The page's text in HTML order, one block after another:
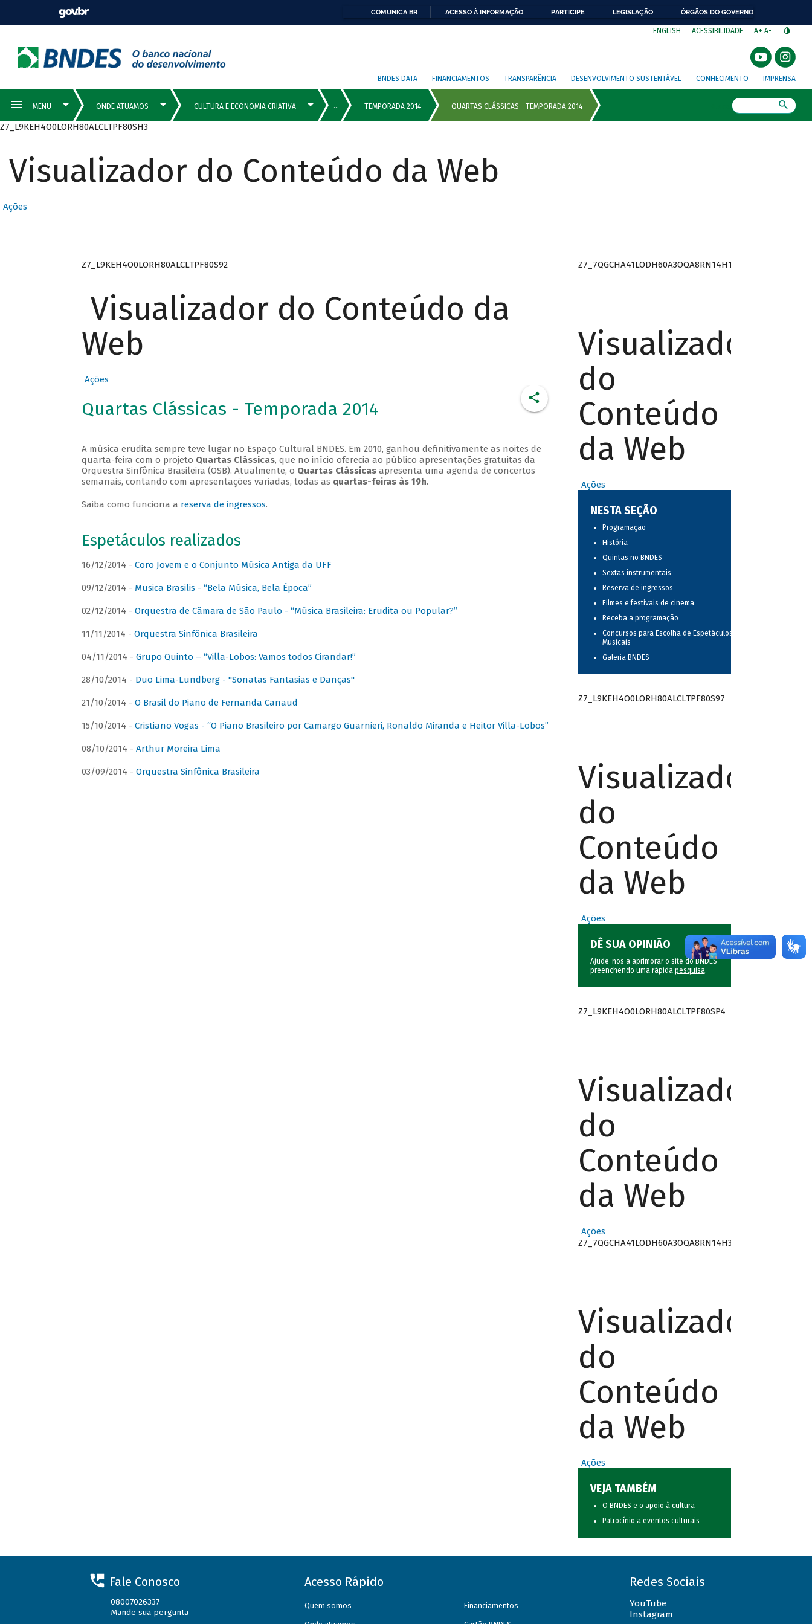
COMUNICA BR ACESSO À INFORMAÇÃO PARTICIPE LEGISLAÇÃO ÓRGÃOS DO GOVERNO
ENGLISH ACESSIBILIDADE A+ A-
BNDES DATA FINANCIAMENTOS TRANSPARÊNCIA DESENVOLVIMENTO SUSTENTÁVEL CONHECIMENTO IMPRENSA
Z7_L9KEH4O0LORH80ALCLTPF80SH3
Visualizador do Conteúdo da Web
Ações
Z7_L9KEH4O0LORH80ALCLTPF80S92
Visualizador do Conteúdo da
Web
Ações
Quartas Clássicas - Temporada 2014
A música erudita sempre teve lugar no Espaço Cultural BNDES. Em 2010, ganhou definitivamente as noites de
quarta-feira com o projeto Quartas Clássicas, que no início oferecia ao público apresentações gratuitas da
Orquestra Sinfônica Brasileira (OSB). Atualmente, o Quartas Clássicasapresenta uma agenda de concertos
semanais, contando com apresentações variadas, todas as quartas-feiras às 19h.
Saiba como funciona a reserva de ingressos.
Espetáculos realizados
16/12/2014 - Coro Jovem e o Conjunto Música Antiga da UFF
09/12/2014 - Musica Brasilis - “Bela Música, Bela Época”
02/12/2014 - Orquestra de Câmara de São Paulo - “Música Brasileira: Erudita ou Popular?”
11/11/2014 - Orquestra Sinfônica Brasileira
04/11/2014 - Grupo Quinto – “Villa-Lobos: Vamos todos Cirandar!”
28/10/2014 - Duo Lima-Lundberg - "Sonatas Fantasias e Danças"
21/10/2014 - O Brasil do Piano de Fernanda Canaud
15/10/2014 - Cristiano Vogas - “O Piano Brasileiro por Camargo Guarnieri, Ronaldo Miranda e Heitor Villa-Lobos”
08/10/2014 - Arthur Moreira Lima
03/09/2014 - Orquestra Sinfônica Brasileira
Z7_7QGCHA41LODH60A3OQA8RN14H1
Visualizador
do
Conteúdo
da Web
Ações
NESTA SEÇÃO
Programação
História
Quintas no BNDES
Sextas instrumentais
Reserva de ingressos
Filmes e festivais de cinema
Receba a programação
Concursos para Escolha de Espetáculos
Musicais
Galeria BNDES
Z7_L9KEH4O0LORH80ALCLTPF80S97
Visualizador
do
Conteúdo
da Web
Ações
DÊ SUA OPINIÃO
Ajude-nos a aprimorar o site do BNDES
preenchendo uma rápida pesquisa.
Z7_L9KEH4O0LORH80ALCLTPF80SP4
Visualizador
do
Conteúdo
da Web
Ações
Z7_7QGCHA41LODH60A3OQA8RN14H3
Visualizador
do
Conteúdo
da Web
Ações
VEJA TAMBÉM
O BNDES e o apoio à cultura
Patrocínio a eventos culturais
Fale Conosco
08007026337
Mande sua pergunta
Acesso Rápido
Quem somos Financiamentos
Redes Sociais
YouTube
Instagram